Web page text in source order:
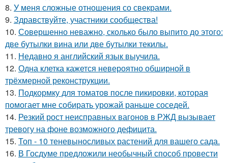
8. У меня сложные отношения со свекрами.
9. Здравствуйте, участники сообщества!
10. Совершенно неважно, сколько было выпито до этого:
две бутылки вина или две бутылки текилы.
11. Недавно я английский язык выучила.
12. Одна клетка кажется невероятно обширной в
трёхмерной реконструкции.
13. Подкормку для томатов после пикировки, которая
помогает мне собирать урожай раньше соседей.
14. Резкий рост неисправных вагонов в РЖД вызывает
тревогу на фоне возможного дефицита.
15. Топ - 10 теневыносливых растений для вашего сада.
16. В Госдуме предложили необычный способ провести